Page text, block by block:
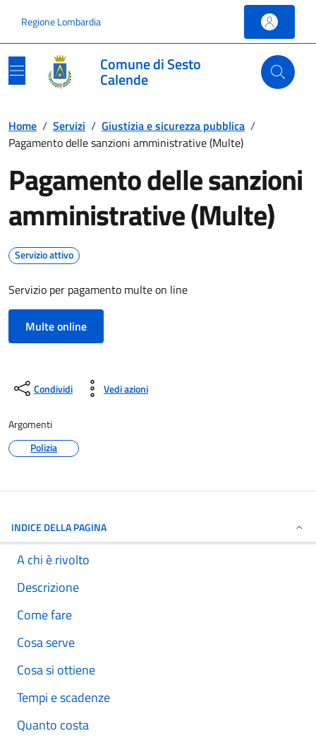
Regione Lombardia
Comune di Sesto
Calende
Home / Servizi / Giustizia e sicurezza pubblica /
Pagamento delle sanzioni amministrative (Multe)
Pagamento delle sanzioni
amministrative (Multe)
Servizio attivo
Servizio per pagamento multe on line
Multe online
Condividi Vedi azioni
Argomenti
Polizia
INDICE DELLA PAGINA
A chi è rivolto
Descrizione
Come fare
Cosa serve
Cosa si ottiene
Tempi e scadenze
Quanto costa